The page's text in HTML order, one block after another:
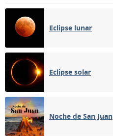
Eclipse lunar
Eclipse solar
Noche de San Juan